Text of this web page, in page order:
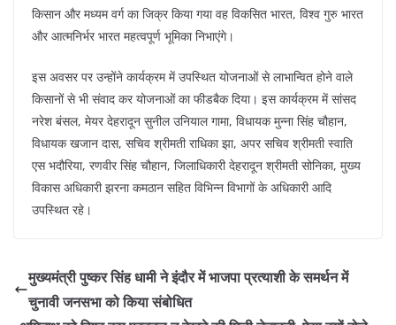
किसान और मध्यम वर्ग का जिक्र किया गया वह विकसित भारत, विश्व गुरु भारत
और आत्मनिर्भर भारत महत्वपूर्ण भूमिका निभाएंगे।
इस अवसर पर उन्होंने कार्यक्रम में उपस्थित योजनाओं से लाभान्वित होने वाले
किसानों से भी संवाद कर योजनाओं का फीडबैक दिया। इस कार्यक्रम में सांसद
नरेश बंसल, मेयर देहरादून सुनील उनियाल गामा, विधायक मुन्ना सिंह चौहान,
विधायक खजान दास, सचिव श्रीमती राधिका झा, अपर सचिव श्रीमती स्वाति
एस भदौरिया, रणवीर सिंह चौहान, जिलाधिकारी देहरादून श्रीमती सोनिका, मुख्य
विकास अधिकारी झरना कमठान सहित विभिन्न विभागों के अधिकारी आदि
उपस्थित रहे।
मुख्यमंत्री पुष्कर सिंह धामी ने इंदौर में भाजपा प्रत्याशी के समर्थन में
चुनावी जनसभा को किया संबोधित